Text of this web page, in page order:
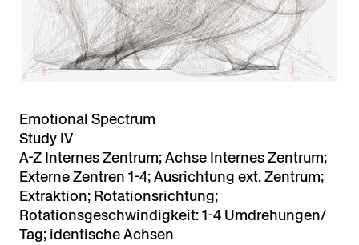
Emotional Spectrum
Study IV
A-Z Internes Zentrum; Achse Internes Zentrum;
Externe Zentren 1-4; Ausrichtung ext. Zentrum;
Extraktion; Rotationsrichtung;
Rotationsgeschwindigkeit: 1-4 Umdrehungen/
Tag; identische Achsen